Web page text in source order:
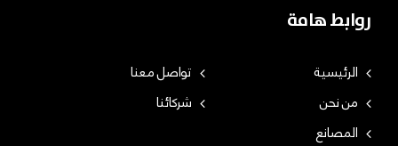
روابط هامة
الرئيسية
تواصل معنا
من نحن
شركائنا
المصانع